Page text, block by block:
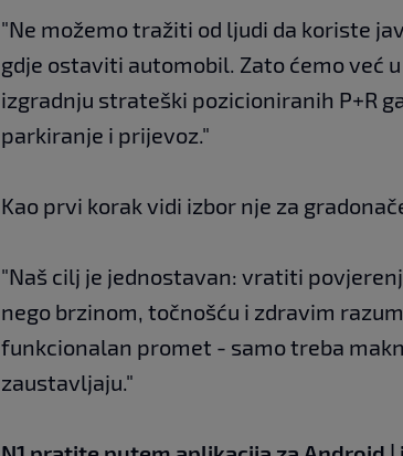
"Ne možemo tražiti od ljudi da koriste
gdje ostaviti automobil. Zato ćemo već
izgradnju strateški pozicioniranih P+R
parkiranje i prijevoz."
Kao prvi korak vidi izbor nje za
"Naš cilj je jednostavan: vratiti
nego brzinom, točnošću i zdravim
funkcionalan promet - samo treba
zaustavljaju."